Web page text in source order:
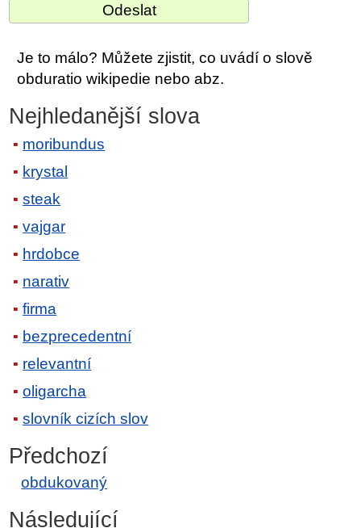
Je to málo? Můžete zjistit, co uvádí o slově
obduratio wikipedie nebo abz.
Nejhledanější slova
moribundus
krystal
steak
vajgar
hrdobce
narativ
firma
bezprecedentní
relevantní
oligarcha
slovník cizích slov
Předchozí
obdukovaný
Následující